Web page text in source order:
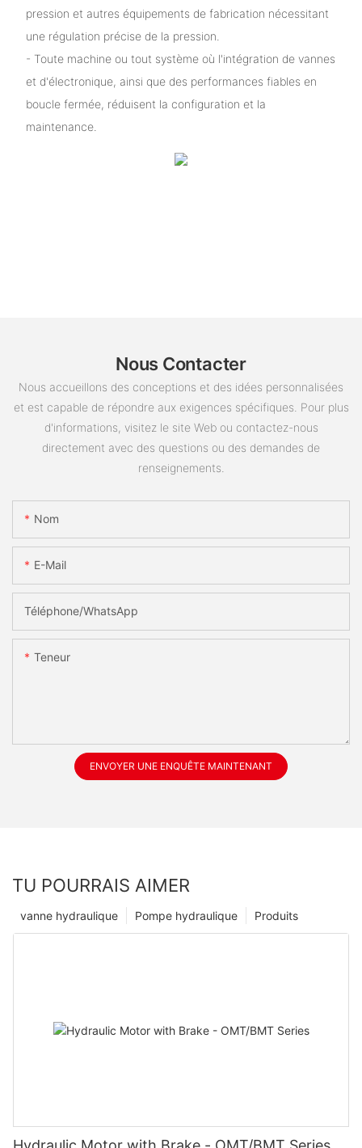
pression et autres équipements de fabrication nécessitant
une régulation précise de la pression.
- Toute machine ou tout système où l'intégration de vannes
et d'électronique, ainsi que des performances fiables en
boucle fermée, réduisent la configuration et la
maintenance.
Nous Contacter
Nous accueillons des conceptions et des idées personnalisées
et est capable de répondre aux exigences spécifiques. Pour plus
d'informations, visitez le site Web ou contactez-nous
directement avec des questions ou des demandes de
renseignements.
Nom
E-Mail
Téléphone/WhatsApp
Teneur
ENVOYER UNE ENQUÊTE MAINTENANT
TU POURRAIS AIMER
Produits
Pompe hydraulique
vanne hydraulique